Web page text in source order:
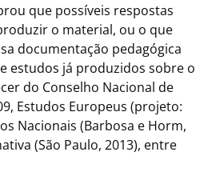
que possíveis respostas
o material, ou o que
documentação pedagógica
estudos já produzidos sobre o
do Conselho Nacional de
Estudos Europeus (projeto:
Nacionais (Barbosa e Horm,
(São Paulo, 2013), entre